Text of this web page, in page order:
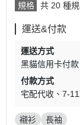
規格 共 20 種
運送&付款
運送方式
黑貓信用卡付款
付款方式
宅配代收
7-
襯衫 長袖